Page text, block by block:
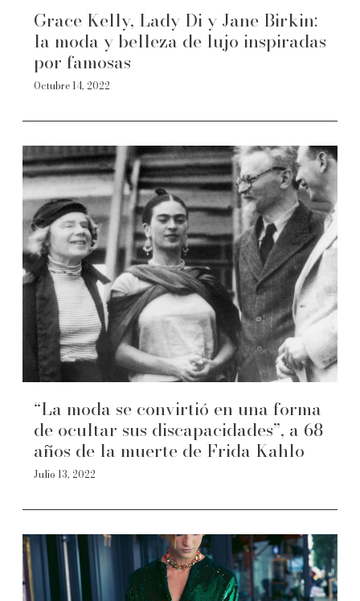
Grace Kelly, Lady Di y Jane Birkin:
la moda y belleza de lujo inspiradas
por famosas
Octubre 14, 2022
“La moda se convirtió en una forma
de ocultar sus discapacidades”, a 68
años de la muerte de Frida Kahlo
Julio 13, 2022